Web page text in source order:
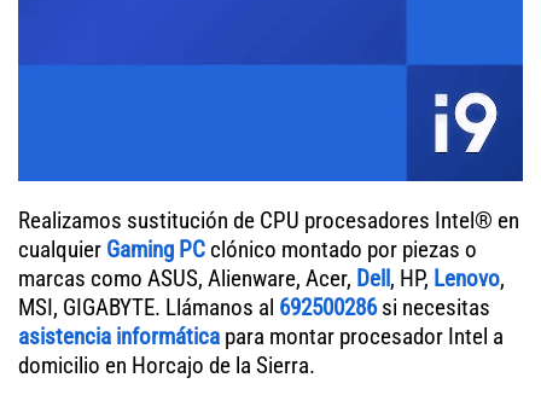
Realizamos sustitución de CPU procesadores Intel® en
cualquier Gaming PC clónico montado por piezas o
marcas como ASUS, Alienware, Acer, Dell, HP, Lenovo,
MSI, GIGABYTE. Llámanos al 692500286si necesitas
asistencia informática para montar procesador Intel a
domicilio en Horcajo de la Sierra.